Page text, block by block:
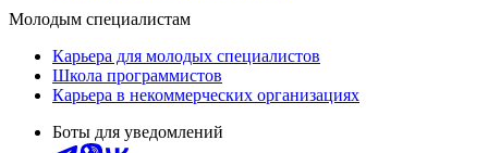
Молодым специалистам
Карьера для молодых специалистов
Школа программистов
Карьера в некоммерческих организациях
Боты для уведомлений